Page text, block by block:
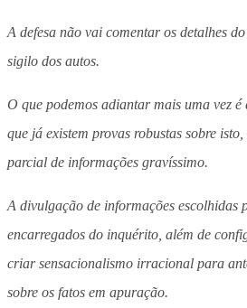
A defesa não vai comentar os detalhes
sigilo dos autos.
O que podemos adiantar mais uma vez
que já existem provas robustas sobre
parcial de informações gravíssimo.
A divulgação de informações escolhidas
encarregados do inquérito, além de
criar sensacionalismo irracional para
sobre os fatos em apuração.